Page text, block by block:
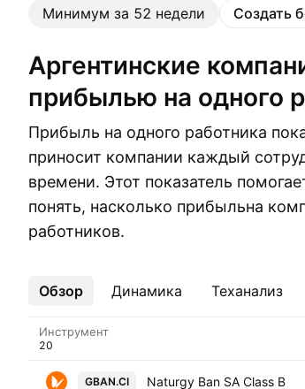
Минимум за 52 недели
Создать
Аргентинские компании с наибольшей
прибылью на одного
Прибыль на одного работника
приносит компании каждый
времени. Этот показатель
понять, насколько прибыльна
работников.
Обзор Динамика Теханализ
Ещё
Инструмент
GBAN.CI Naturgy Ban SA Class B